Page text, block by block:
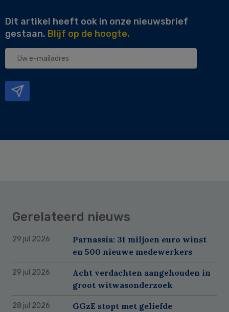
Dit artikel heeft ook in onze nieuwsbrief
gestaan. Blijf op de hoogte.
Uw
Gerelateerd nieuws
29 jul 2026
Parnassia: 31 miljoen euro winst
en 500 nieuwe medewerkers
29 jul 2026
Acht verdachten aangehouden in
groot witwasonderzoek
28 jul 2026
GGzE stopt met geliefde